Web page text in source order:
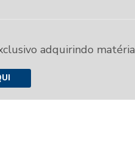
adquirindo